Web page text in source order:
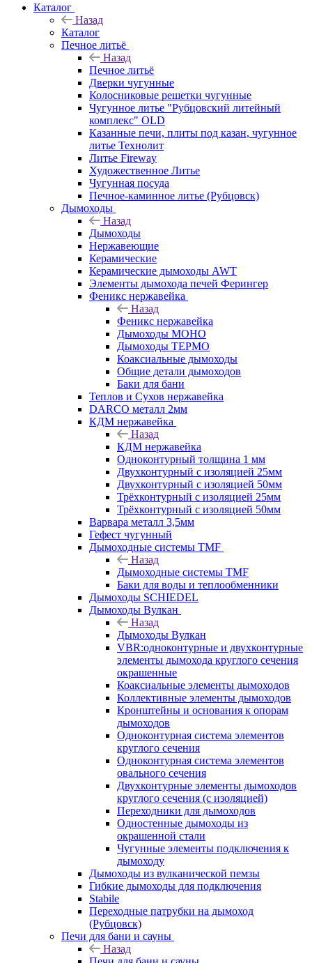
Каталог
Назад
Каталог
Печное литьё
Назад
Печное литьё
Дверки чугунные
Колосниковые решетки чугунные
Чугунное литье "Рубцовский литейный
комплекс" OLD
Казанные печи, плиты под казан, чугунное
литье Технолит
Литье Fireway
Художественное Литье
Чугунная посуда
Печное-каминное литье (Рубцовск)
Дымоходы
Назад
Дымоходы
Нержавеющие
Керамические
Керамические дымоходы AWT
Элементы дымохода печей Ферингер
Феникс нержавейка
Назад
Феникс нержавейка
Дымоходы МОНО
Дымоходы ТЕРМО
Коаксиальные дымоходы
Общие детали дымоходов
Баки для бани
Теплов и Сухов нержавейка
DARCO металл 2мм
КДМ нержавейка
Назад
КДМ нержавейка
Одноконтурный толщина 1 мм
Двухконтурный с изоляцией 25мм
Двухконтурный с изоляцией 50мм
Трёхконтурный с изоляцией 25мм
Трёхконтурный с изоляцией 50мм
Варвара металл 3,5мм
Гефест чугунный
Дымоходные системы TMF
Назад
Дымоходные системы TMF
Баки для воды и теплообменники
Дымоходы SCHIEDEL
Дымоходы Вулкан
Назад
Дымоходы Вулкан
VBR:одноконтурные и двухконтурные
элементы дымохода круглого сечения
окрашенные
Коаксиальные элементы дымоходов
Коллективные элементы дымоходов
Кронштейны и основания к опорам
дымоходов
Одноконтурная система элементов
круглого сечения
Одноконтурная система элементов
овального сечения
Двухконтурные элементы дымоходов
круглого сечения (с изоляцией)
Переходники для дымоходов
Одностенные дымоходы из
окрашенной стали
Чугунные элементы подключения к
дымоходу
Дымоходы из вулканической пемзы
Гибкие дымоходы для подключения
Stabile
Переходные патрубки на дымоход
(Рубцовск)
Печи для бани и сауны
Назад